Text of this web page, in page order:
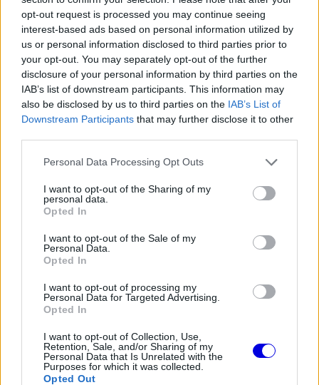
opt-out request is processed you may continue seeing
interest-based ads based on personal information utilized by
us or personal information disclosed to third parties prior to
your opt-out. You may separately opt-out of the further
disclosure of your personal information by third parties on the
IAB’s list of downstream participants. This information may
also be disclosed by us to third parties on the IAB’s List of
Downstream Participants that may further disclose it to other
Please note that this website/app uses one or more Google
not limited to your visit or usage behaviour. You may click to
grant or deny consent to Google and its third-party tags to
use your data for below specified purposes in below Google
consent section.
Personal Data Processing Opt Outs
I want to opt-out of the Sharing of my
personal data.
Opted In
I want to opt-out of the Sale of my
Personal Data.
Opted In
I want to opt-out of processing my
Personal Data for Targeted Advertising.
Opted In
I want to opt-out of Collection, Use,
Retention, Sale, and/or Sharing of my
Personal Data that Is Unrelated with the
Purposes for which it was collected.
Opted Out